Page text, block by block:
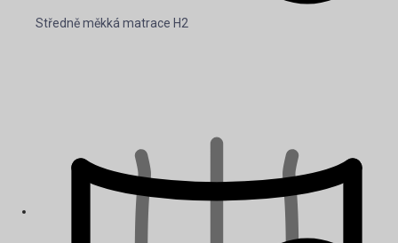
Středně měkká matrace H2